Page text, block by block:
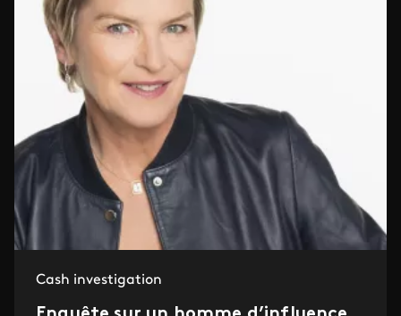
Cash investigation